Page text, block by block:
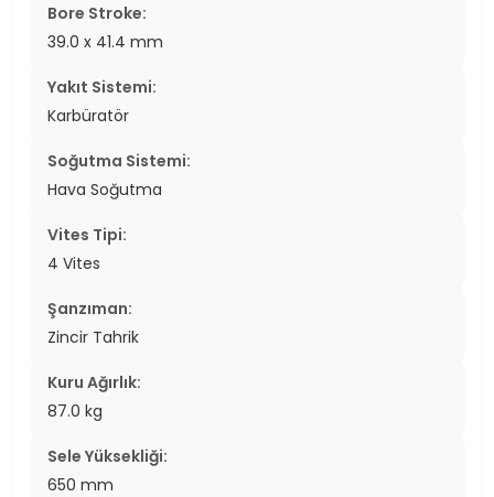
Bore Stroke:
39.0 x 41.4 mm
Yakıt Sistemi:
Karbüratör
Soğutma Sistemi:
Hava Soğutma
Vites Tipi:
4 Vites
Şanzıman:
Zincir Tahrik
Kuru Ağırlık:
87.0 kg
Sele Yüksekliği:
650 mm